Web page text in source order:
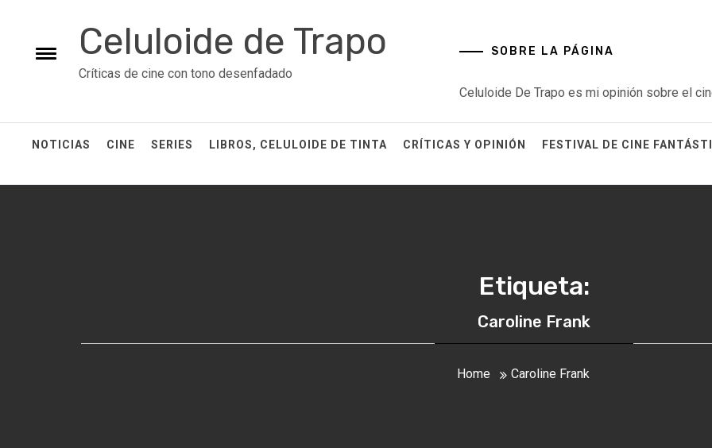
content
Toggle
Celuloide de Trapo
Críticas de cine con tono desenfadado
SOBRE LA PÁGINA
Celuloide De Trapo es mi opinión sobre el
NOTICIAS CINE SERIES LIBROS, CELULOIDE DE TINTA CRÍTICAS Y OPINIÓN FESTIVAL DE CINE
Etiqueta:
Caroline Frank
Home Caroline Frank